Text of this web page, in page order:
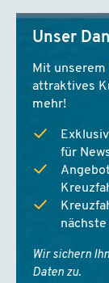
Unser
Mit unserem
attraktives
mehr!
für
nächste
Wir sichern
Daten zu.